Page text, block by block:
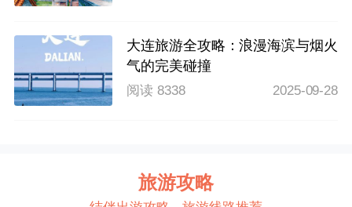
大连旅游全攻略：浪漫海滨与烟火
气的完美碰撞
阅读 8338 2025-09-28
旅游攻略